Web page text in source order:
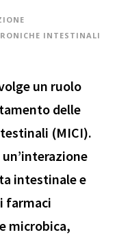
INTESTINALI
un ruolo
delle
(MICI).
intestinale e
farmaci
microbica,